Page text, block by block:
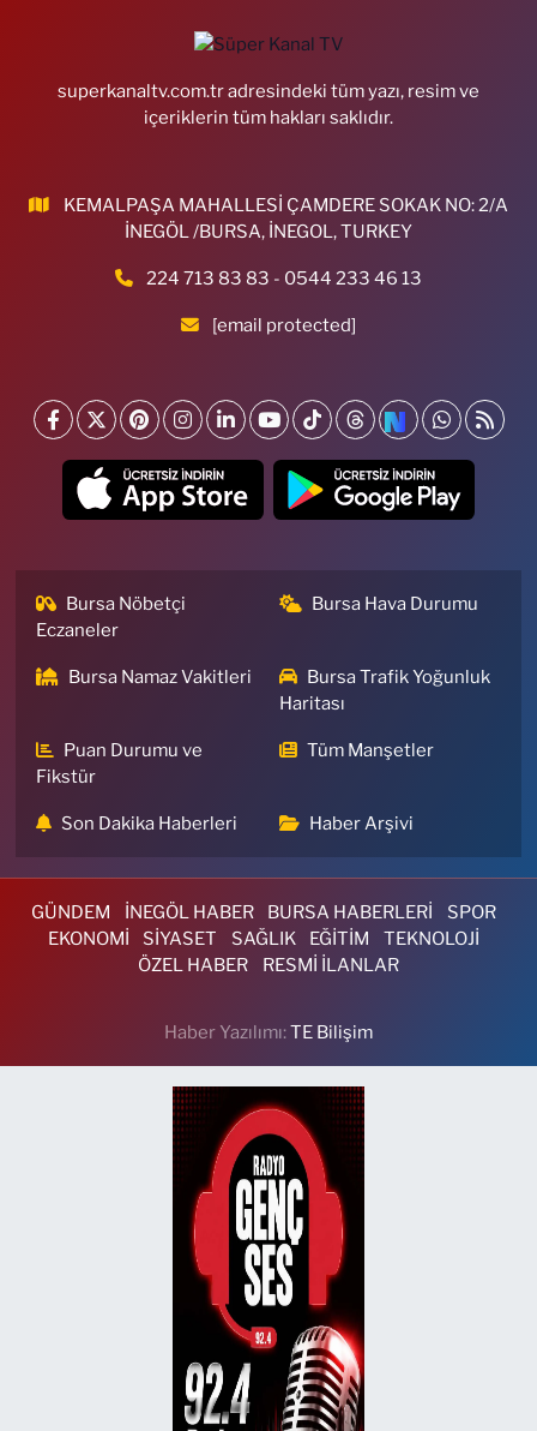
superkanaltv.com.tr adresindeki tüm yazı, resim ve
içeriklerin tüm hakları saklıdır.
KEMALPAŞA MAHALLESİ ÇAMDERE SOKAK NO: 2/A
İNEGÖL /BURSA, İNEGOL, TURKEY
224 713 83 83 - 0544 233 46 13
[email protected]
Bursa Nöbetçi
Eczaneler
Bursa Hava Durumu
Bursa Namaz Vakitleri
Bursa Trafik Yoğunluk
Haritası
Puan Durumu ve
Fikstür
Tüm Manşetler
Son Dakika Haberleri Haber Arşivi
GÜNDEM İNEGÖL HABER BURSA HABERLERİ
SPOR
EKONOMİ
SİYASET SAĞLIK EĞİTİM
TEKNOLOJİ
ÖZEL HABER
RESMİ İLANLAR
Haber Yazılımı:TE Bilişim